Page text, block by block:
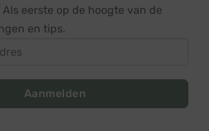
Als eerste op de hoogte van de
en tips.
Aanmelden